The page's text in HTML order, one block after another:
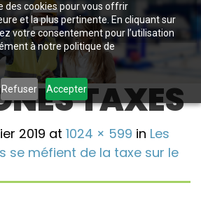
des cookies pour vous offrir
et la plus pertinente. En cliquant sur
votre consentement pour l’utilisation
à notre politique de
Refuser AccepterTAXES
2019 at 1024 × 599 in Les
se méfient de la taxe sur le